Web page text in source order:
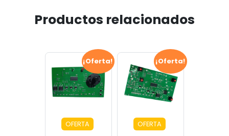
Productos relacionados
¡Oferta!
OFERTA
¡Oferta!
OFERTA